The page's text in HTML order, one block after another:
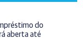
do
aberta até